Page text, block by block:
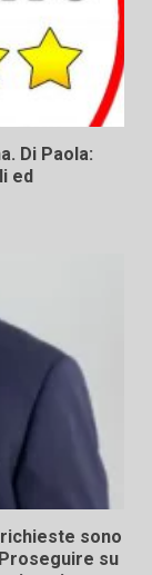
Di Paola:
ed
sono
su